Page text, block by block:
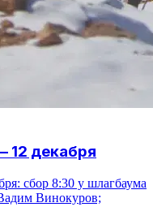
декабря
сбор 8:30 у шлагбаума
Винокуров;